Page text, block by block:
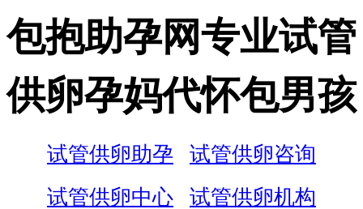
包抱助孕网专业试管
供卵孕妈代怀包男孩
试管供卵助孕
试管供卵咨询
试管供卵中心
试管供卵机构